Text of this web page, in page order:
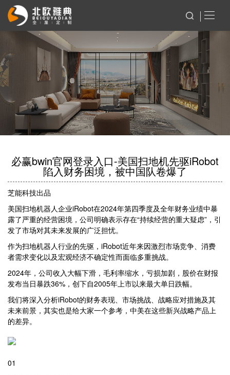
必赢bwin官网登录入口-美国扫地机先驱iRobot
陷入财务困境，被中国队卷爆了
芝能科技出品
美国扫地机器人企业iRobot在2024年第四季度及全年财务业绩中暴
露了严重的经营困境，公司明确表示存在“持续经营的重大疑虑”，引
发了市场对其未来发展的广泛担忧。
作为扫地机器人行业的先驱，iRobot近年来因激烈市场竞争、消费
者需求变化以及宏观经济不确定性而面临多重挑战。
2024年，公司收入大幅下滑，毛利率缩水，亏损加剧，股价在财报
发布当日暴跌36%，创下自2005年上市以来最大单日跌幅。
我们将深入分析iRobot的财务表现、市场挑战、战略应对措施及其
未来前景，其实也是给大家一个参考，中美在这些新兴战略产品上
的差异。
01